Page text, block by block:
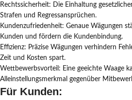
Rechtssicherheit: Die Einhaltung
Strafen und Regressansprüchen.
Kundenzufriedenheit: Genaue Wägungen
Kunden und fördern die Kundenbindung.
Effizienz: Präzise Wägungen verhindern
Zeit und Kosten spart.
Wettbewerbsvorteil: Eine geeichte Waage
Alleinstellungsmerkmal gegenüber
Für Kunden: